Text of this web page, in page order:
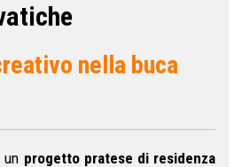
nella buca
un progetto pratese di residenza